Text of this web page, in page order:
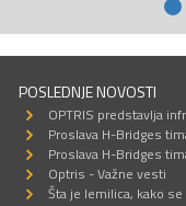
POSLEDNJE NOVOSTI
OPTRIS predstavlja
Proslava H-Bridges
Proslava H-Bridges
Optris - Važne vesti
Šta je lemilica, kako